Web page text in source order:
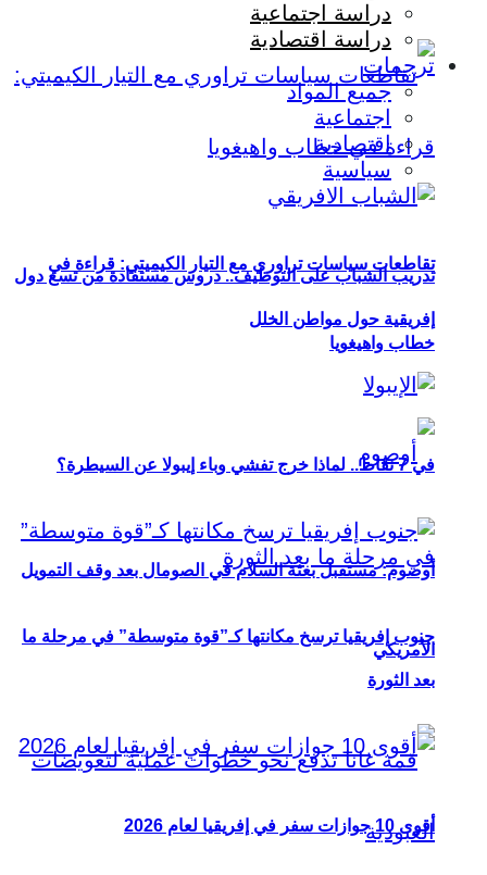
تقاطعات سياسات تراوري مع التيار الكيميتي: قراءة في
خطاب واهيغويا
أوصوم: مستقبل بعثة السلام في الصومال بعد وقف التمويل
الأمريكي
دراسة اجتماعية
دراسة اقتصادية
ترجمات
جميع المواد
اجتماعية
اقتصادية
سياسية
تدريب الشباب على التوظيف.. دروس مستفادة من تسع دول
إفريقية حول مواطن الخلل
في 7 نقاط.. لماذا خرج تفشي وباء إيبولا عن السيطرة؟
جنوب إفريقيا ترسخ مكانتها كـ”قوة متوسطة” في مرحلة ما
بعد الثورة
أقوى 10 جوازات سفر في إفريقيا لعام 2026